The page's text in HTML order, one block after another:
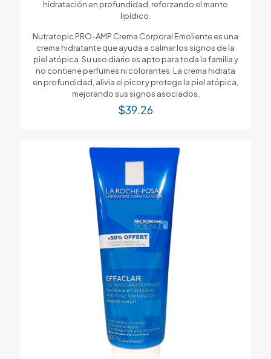
hidratación en profundidad, reforzando el manto
lipídico.
Nutratopic PRO-AMP Crema Corporal Emoliente es una
crema hidratante que ayuda a calmar los signos de la
piel atópica. Su uso diario es apto para toda la familia y
no contiene perfumes ni colorantes. La crema hidrata
en profundidad, alivia el picor y protege la piel atópica,
mejorando sus signos asociados.
$39.26